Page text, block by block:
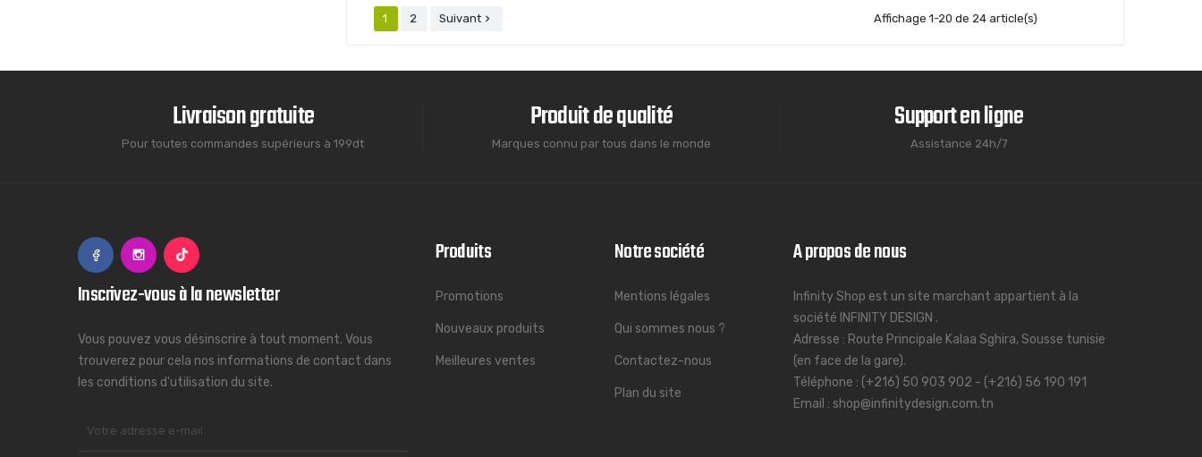
1 2 Suivant  Affichage 1-20 de 24 article(s)
Livraison gratuite
Pour toutes commandes supérieurs à 199dt
Produit de qualité
Marques connu par tous dans le monde
Support en ligne
Assistance 24h/7
Inscrivez-vous à la newsletter
Vous pouvez vous désinscrire à tout moment. Vous
trouverez pour cela nos informations de contact dans
les conditions d'utilisation du site.
Produits
Promotions
Nouveaux produits
Meilleures ventes
Notre société
Mentions légales
Qui sommes nous ?
Contactez-nous
Plan du site
A propos de nous
Infinity Shop est un site marchant appartient à la
société INFINITY DESIGN .
Adresse : Route Principale Kalaa Sghira, Sousse tunisie
(en face de la gare).
Téléphone : (+216) 50 903 902 - (+216) 56 190 191
Email : shop@infinitydesign.com.tn